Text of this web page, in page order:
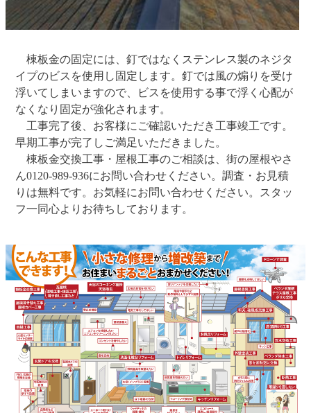
棟板金の固定には、釘ではなくステンレス製のネジタ
イプのビスを使用し固定します。釘では風の煽りを受け
浮いてしまいますので、ビスを使用する事で浮く心配が
なくなり固定が強化されます。
工事完了後、お客様にご確認いただき工事竣工です。
早期工事が完了しご満足いただきました。
棟板金交換工事・屋根工事のご相談は、街の屋根やさ
ん0120-989-936にお問い合わせください。調査・お見積
りは無料です。お気軽にお問い合わせください。スタッ
フ一同心よりお待ちしております。